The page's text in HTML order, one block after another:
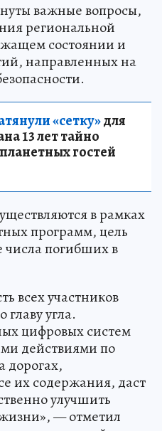
важные вопросы,
региональной
состоянии и
направленных на
«сетку»для
13 лет тайно
гостей
в рамках
программ, цель
погибших в
всех участников
угла.
цифровых систем
действиями по
дорогах,
их содержания, даст
улучшить
— отметил